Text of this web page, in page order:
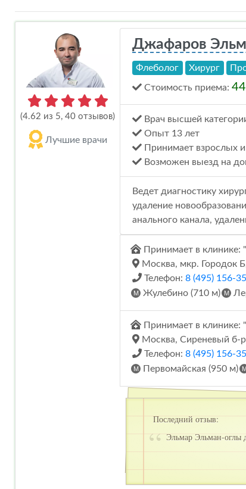
(4.62 из 5, 40 отзывов)
Лучшие врачи
Джафаров
Флеболог Хирург
Стоимость приема:
Врач высшей
Опыт 13 лет
Принимает взрослых
Возможен выезд на
Ведет диагностику
удаление
анального канала,
Принимает в клинике: "
Москва, мкр. Городок
Телефон: 8 (495) 156-
Жулебино (710 м)
Принимает в клинике: "
Москва, Сиреневый б-
Телефон: 8 (495) 156-
Первомайская (950 м)
Последний отзыв:
Эльмар Эльман-оглы